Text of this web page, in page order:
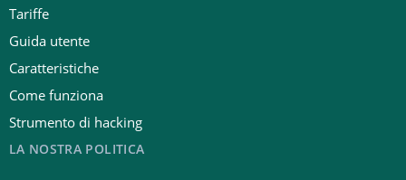
Tariffe
Guida utente
Caratteristiche
Come funziona
Strumento di hacking
LA NOSTRA POLITICA